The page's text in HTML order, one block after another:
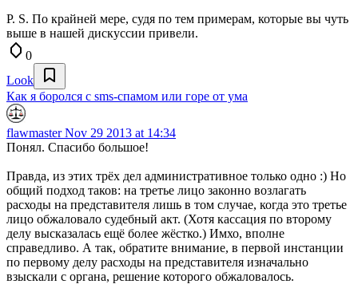
P. S. По крайней мере, судя по тем примерам, которые вы чуть
выше в нашей дискуссии привели.
0
Look
Как я боролся с sms-спамом или горе от ума
flawmasterNov 29 2013 at 14:34
Понял. Спасибо большое!
Правда, из этих трёх дел административное только одно :) Но
общий подход таков: на третье лицо законно возлагать
расходы на представителя лишь в том случае, когда это третье
лицо обжаловало судебный акт. (Хотя кассация по второму
делу высказалась ещё более жёстко.) Имхо, вполне
справедливо. А так, обратите внимание, в первой инстанции
по первому делу расходы на представителя изначально
взыскали с органа, решение которого обжаловалось.